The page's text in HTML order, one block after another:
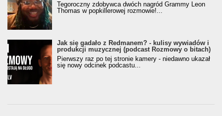
Tegoroczny zdobywca dwóch nagród Grammy Leon
Thomas w popkillerowej rozmowie!...
Jak się gadało z Redmanem? - kulisy wywiadów i
produkcji muzycznej (podcast Rozmowy o bitach)
Pierwszy raz po tej stronie kamery - niedawno ukazał
się nowy odcinek podcastu...